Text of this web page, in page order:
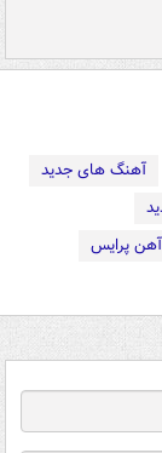
آهنگ های جدید
پرایس